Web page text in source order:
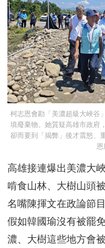
柯志恩會勘「美濃超級大峽谷
填廢棄物。她質疑高雄市政府
卻而要到「揭弊」後才震怒、
恩
高雄接連爆出美濃大
啃食山林、大樹山頭
名嘴陳揮文在政論節
假如韓國瑜沒有被罷
濃、大樹這些地方會